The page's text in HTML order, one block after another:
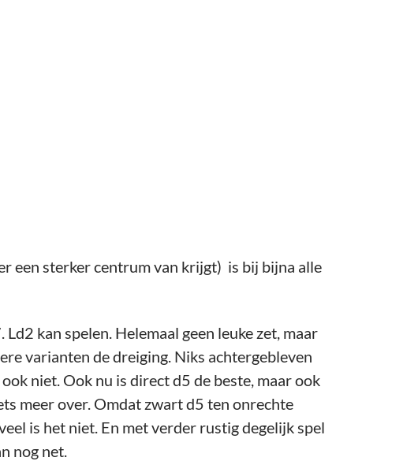
een sterker centrum van krijgt) is bij bijna alle
kan spelen. Helemaal geen leuke zet, maar
varianten de dreiging. Niks achtergebleven
niet. Ook nu is direct d5 de beste, maar ook
meer over. Omdat zwart d5 ten onrechte
is het niet. En met verder rustig degelijk spel
nog net.